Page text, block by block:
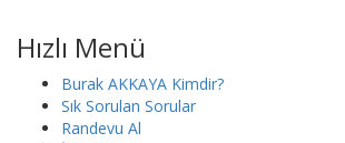
Hızlı Menü
Burak AKKAYA Kimdir?
Sık Sorulan Sorular
Randevu Al